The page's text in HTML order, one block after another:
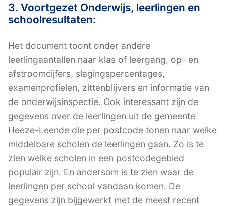
3. Voortgezet Onderwijs, leerlingen en
schoolresultaten:
Het document toont onder andere
leerlingaantallen naar klas of leergang, op- en
afstroomcijfers, slagingspercentages,
examenprofielen, zittenblijvers en informatie van
de onderwijsinspectie. Ook interessant zijn de
gegevens over de leerlingen uit de gemeente
Heeze-Leende die per postcode tonen naar welke
middelbare scholen de leerlingen gaan. Zo is te
zien welke scholen in een postcodegebied
populair zijn. En andersom is te zien waar de
leerlingen per school vandaan komen. De
gegevens zijn bijgewerkt met de meest recent